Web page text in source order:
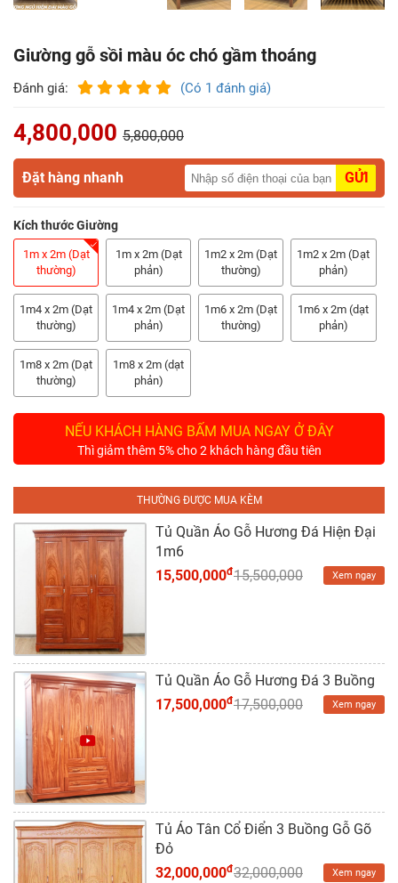
Bàn
Tivi
Gỗ
Salon
Gỗ
Sofa
Gỗ
Tủ
Rượu
Thờ
Nội
Thất
Phòng
Phẩm
Khác
Giới
Kiến
Thức
Giường gỗ sồi màu óc chó gầm thoáng
Đánh giá: (Có 1 đánh giá)
4,800,000 5,800,000
Đặt hàng nhanh GỬI
Kích thước Giường
1m x 2m (Dạt
thường)
1m x 2m (Dạt
phản)
1m2 x 2m (Dạt
thường)
1m2 x 2m (Dạt
phản)
1m4 x 2m (Dạt
thường)
1m4 x 2m (Dạt
phản)
1m6 x 2m (Dạt
thường)
1m6 x 2m (dạt
phản)
1m8 x 2m (Dạt
thường)
1m8 x 2m (dạt
phản)
NẾU KHÁCH HÀNG BẤM MUA NGAY Ở ĐÂY
Thì giảm thêm 5% cho 2 khách hàng đầu tiên
THƯỜNG ĐƯỢC MUA KÈM
Tủ Quần Áo Gỗ Hương Đá Hiện Đại
1m6
15,500,000đ15,500,000 Xem ngay
Tủ Quần Áo Gỗ Hương Đá 3 Buồng
17,500,000đ17,500,000 Xem ngay
Tủ Áo Tân Cổ Điển 3 Buồng Gỗ Gõ
Đỏ
32,000,000đ32,000,000 Xem ngay